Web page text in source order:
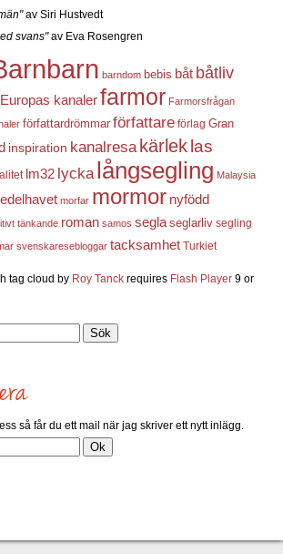
av Siri Hustvedt
svans"av Eva Rosengren
barndom bebis båt båtliv
Europas kanalerfarmor Farmorsfrågan
författardrömmar författare förlag Gran
inspiration kanalresa kärleklas
lm32 lycka långsegling Malaysia
morfar mormor nyfödd
tänkande roman samos segla seglarliv segling
svenskaresebloggar tacksamhet Turkiet
tag cloud by Roy Tanck requires Flash Player 9 or
så får du ett mail när jag skriver ett nytt inlägg.